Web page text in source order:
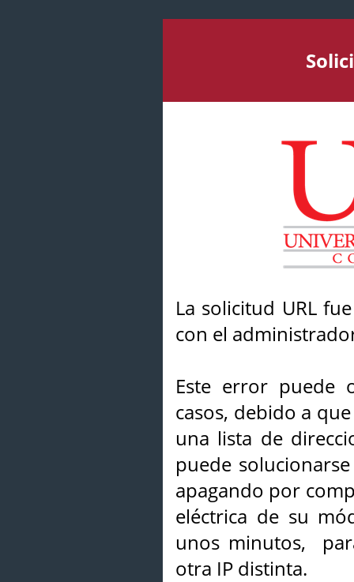
La solicitud URL
con el
Este error puede
casos, debido a
una lista de
puede
apagando por
eléctrica de su
unos minutos,
otra IP distinta.